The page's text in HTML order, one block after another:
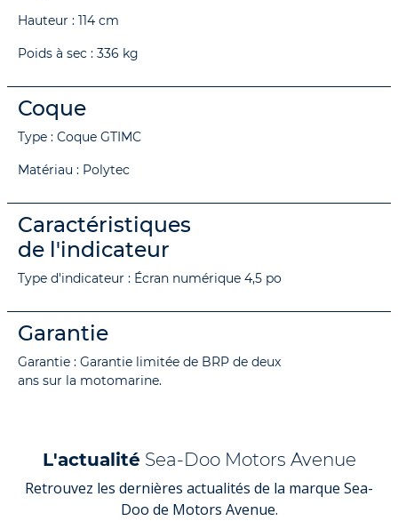
Hauteur : 114 cm
Poids à sec : 336 kg
Coque
Type : Coque GTIMC
Matériau : Polytec
Caractéristiques
de l'indicateur
Type d'indicateur : Écran numérique 4,5 po
Garantie
Garantie : Garantie limitée de BRP de deux
ans sur la motomarine.
L'actualité Sea-Doo Motors Avenue
Retrouvez les dernières actualités de la marque Sea-
Doo de Motors Avenue.